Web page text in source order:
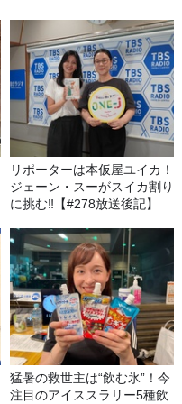
リポーターは本仮屋ユイカ！
ジェーン・スーがスイカ割り
に挑む‼【#278放送後記】
猛暑の救世主は“飲む氷”！今
注目のアイススラリー5種飲